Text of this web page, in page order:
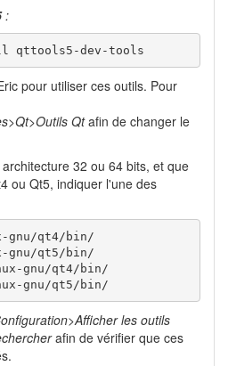
:
qttools5-dev-tools
pour utiliser ces outils. Pour
Qtafin de changer le
32 ou 64 bits, et que
ou Qt5, indiquer l'une des
qt4/bin/
qt5/bin/
gnu/qt4/bin/
gnu/qt5/bin/
les outils
afin de vérifier que ces